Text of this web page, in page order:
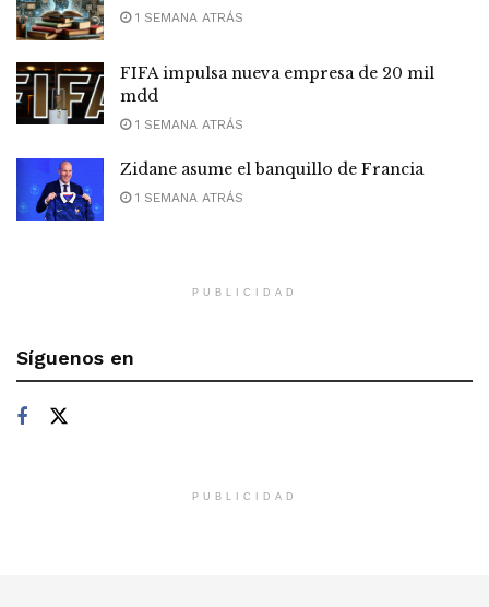
1 SEMANA ATRÁS
FIFA impulsa nueva empresa de 20 mil
mdd
1 SEMANA ATRÁS
Zidane asume el banquillo de Francia
1 SEMANA ATRÁS
PUBLICIDAD
Síguenos en
PUBLICIDAD